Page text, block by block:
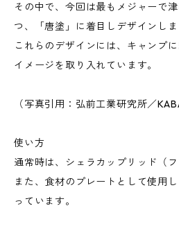
その中で、今回は最もメジャーで
つ、「唐塗」に着目しデザインしま
これらのデザインには、キャンプ
イメージを取り入れています。
（写真引用：弘前工業研究所／
使い方
通常時は、シェラカップリッド（フ
また、食材のプレートとして使用
っています。